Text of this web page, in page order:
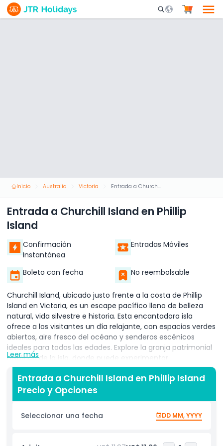
Mobile Search
Inicio Australia Victoria Entrada a Churchill Island en Phillip Island
Entrada a Churchill Island en Phillip
Island
Confirmación
Instantánea
Entradas Móviles
Boleto con fecha No reembolsable
Churchill Island, ubicado justo frente a la costa de Phillip
Island en Victoria, es un escape pacífico lleno de belleza
natural, vida silvestre e historia. Esta encantadora isla
ofrece a los visitantes un día relajante, con espacios verdes
abiertos, aire fresco del océano y senderos escénicos
ideales para todas las edades. Explore la granja patrimonial
histórica de la isla, donde puede experimentar
demostraciones agrícolas tradicionales que incluyen
esquila de ovejas, ordeño de vacas, perros de trabajo,
azotes y herrería. Niños y adultos disfrutarán al acercarse a
los animales de la granja durante las alimentaciones
diarias. Pasee por los pintorescos senderos de la bahía o
siga la caminata de 2.5 km llamada North Point Loop, donde
únicas de rocas basálticas de más de 50 millones de años y
Leer más
Entrada a Churchill Island en Phillip Island
Precio y Opciones
Seleccionar una fecha DD MM, YYYY